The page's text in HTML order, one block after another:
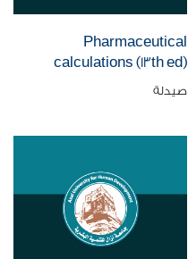
Pharmaceutical
calculations (13th ed)
صيدلة